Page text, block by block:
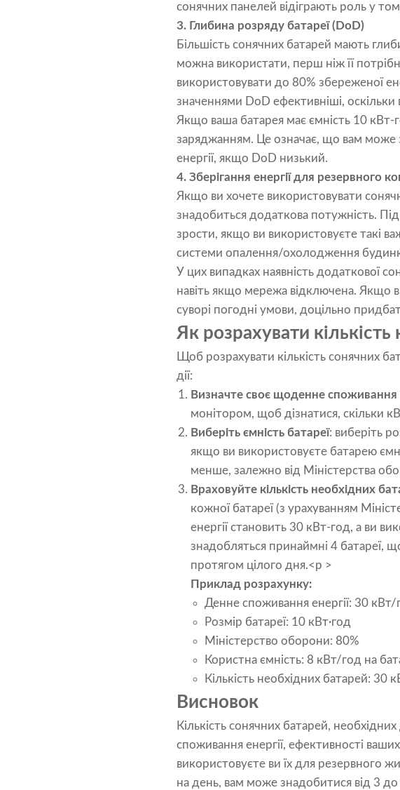
сонячних панелей відіграють роль у
3. Глибина розряду батареї (DoD)
Більшість сонячних батарей мають
можна використати, перш ніж її
використовувати до 80% збереженої
значеннями DoD ефективніші, оскільки
Якщо ваша батарея має ємність 10
заряджанням. Це означає, що вам може
енергії, якщо DoD низький.
4. Зберігання енергії для резервного
Якщо ви хочете використовувати
знадобиться додаткова потужність.
зрости, якщо ви використовуєте такі
системи опалення/охолодження
У цих випадках наявність додаткової
навіть якщо мережа відключена. Якщо
суворі погодні умови, доцільно
Як розрахувати
Щоб розрахувати кількість сонячних
дії:
Визначте своє щоденне споживання
монітором, щоб дізнатися, скільки
Виберіть ємність батареї: виберіть
якщо ви використовуєте батарею
менше, залежно від Міністерства
Враховуйте кількість необхідних
кожної батареї (з урахуванням
енергії становить 30 кВт-год, а ви
знадобляться принаймні 4 батареї,
протягом цілого дня.<p >
Приклад розрахунку:
Денне споживання енергії: 30 кВт/
Розмір батареї: 10 кВт·год
Міністерство оборони: 80%
Користна ємність: 8 кВт/год на
Кількість необхідних батарей: 30
Висновок
Кількість сонячних батарей,
споживання енергії, ефективності
використовуєте ви їх для резервного
на день, вам може знадобитися від 3